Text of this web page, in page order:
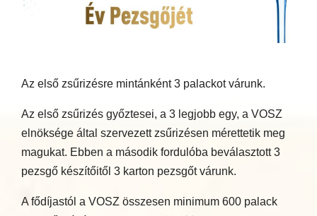
Az első zsűrizésre mintánként 3 palackot várunk.
Az első zsűrizés győztesei, a 3 legjobb egy, a VOSZ
elnöksége által szervezett zsűrizésen mérettetik meg
magukat. Ebben a második fordulóba beválasztott 3
pezsgő készítőitől 3 karton pezsgőt várunk.
A fődíjastól a VOSZ összesen minimum 600 palack